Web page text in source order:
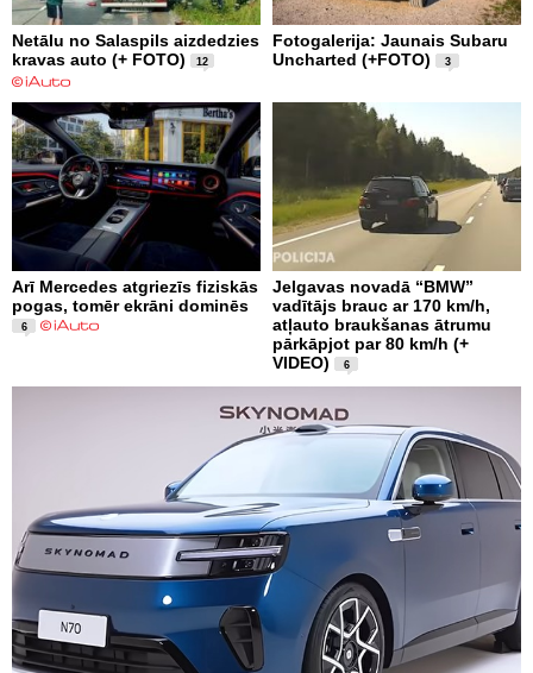
Netālu no Salaspils aizdedzies
kravas auto (+ FOTO)
12
Fotogalerija: Jaunais Subaru
Uncharted (+FOTO)
3
Arī Mercedes atgriezīs fiziskās
pogas, tomēr ekrāni dominēs
6
Jelgavas novadā “BMW”
vadītājs brauc ar 170 km/h,
atļauto braukšanas ātrumu
pārkāpjot par 80 km/h (+
VIDEO)
6